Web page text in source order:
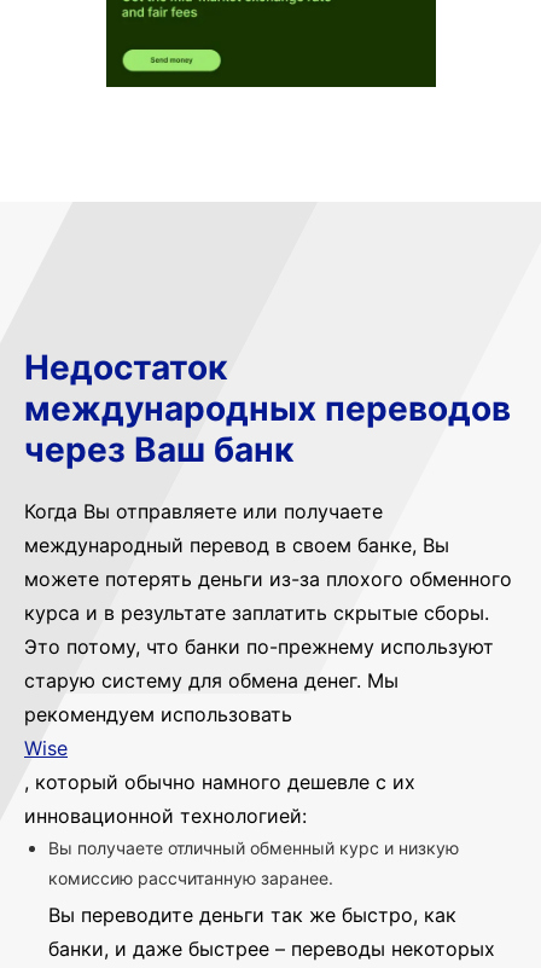
Недостаток
международных переводов
через Ваш банк
Когда Вы отправляете или получаете
международный перевод в своем банке, Вы
можете потерять деньги из-за плохого обменного
курса и в результате заплатить скрытые сборы.
Это потому, что банки по-прежнему используют
старую систему для обмена денег. Мы
рекомендуем использовать
Wise
, который обычно намного дешевле с их
инновационной технологией:
Вы получаете отличный обменный курс и низкую
комиссию рассчитанную заранее.
Вы переводите деньги так же быстро, как
банки, и даже быстрее – переводы некоторых